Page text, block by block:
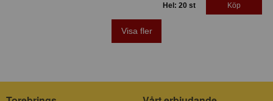
Hel: 20 st Köp
Visa fler